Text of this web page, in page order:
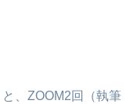
、ZOOM2回（執筆